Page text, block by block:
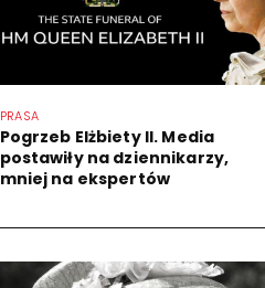
PRASA
Pogrzeb Elżbiety II. Media
postawiły na dziennikarzy,
mniej na ekspertów